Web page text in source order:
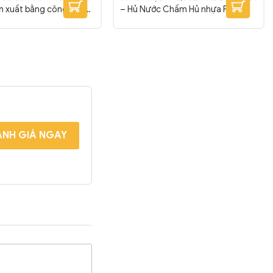
xuất bằng công nghệ
kế đẹp mắt. Phần
– Hủ Nước Chấm Hủ nhựa PP
5,5oz được sử dụng rộng rãi trong
GIÁ NGAY